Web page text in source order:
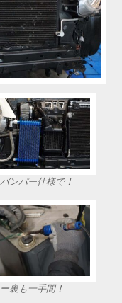
ンパー仕様で！
裏も一手間！